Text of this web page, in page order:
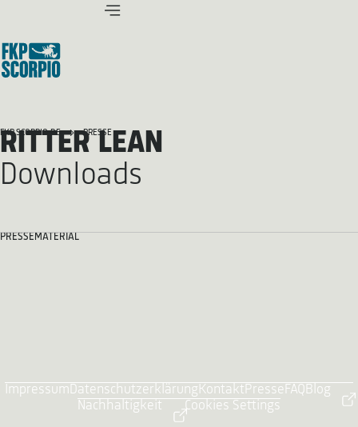
FKP SCORPIO.DE PRESSE
RITTER LEAN
Downloads
PRESSEMATERIAL
ImpressumDatenschutzerklärungKontaktPresse FAQBlog
Nachhaltigkeit
Cookies Settings